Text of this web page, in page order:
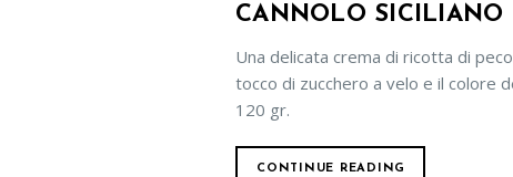
CANNOLO SICILIANO
Una delicata crema di ricotta di
tocco di zucchero a velo e il colore
120 gr.
CONTINUE READING